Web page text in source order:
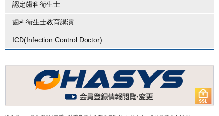
認定歯科衛生士
歯科衛生士教育講演
ICD(Infection Control Doctor)